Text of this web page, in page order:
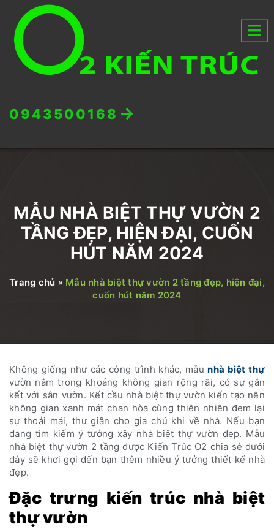
0943500168
MẪU NHÀ BIỆT THỰ VƯỜN 2
TẦNG ĐẸP, HIỆN ĐẠI, CUỐN
HÚT NĂM 2024
Trang chủ » Mẫu nhà biệt thự vườn 2 tầng đẹp, hiện đại,
cuốn hút năm 2024
Không giống như các công trình khác, mẫunhà biệt thự
vườn nằm trong khoảng không gian rộng rãi, có sự gắn
kết với sân vườn. Kết cầu nhà biệt thự vườn kiến tạo nên
không gian xanh mát chan hòa cùng thiên nhiên đem lại
sự thoải mái, thư giãn cho gia chủ khi về nhà. Nếu bạn
đang tìm kiếm ý tưởng xây nhà biệt thự vườn đẹp. Mẫu
nhà biệt thự vườn 2 tầng được Kiến Trúc O2 chia sẻ dưới
đây sẽ khơi gợi đến bạn thêm nhiều ý tưởng thiết kế nhà
đẹp.
Đặc trưng kiến trúc nhà biệt
thự vườn